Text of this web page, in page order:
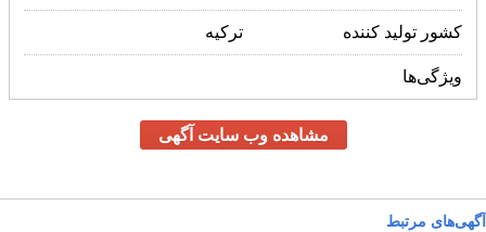
کشور تولید کننده ترکیه
ویژگی‌ها
مشاهده وب سایت آگهی
آگهی‌های مرتبط